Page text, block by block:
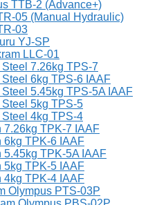
TTB-2 (Advance+)
05 (Manual Hydraulic)
03
YJ-SP
LLC-01
7.26kg TPS-7
6kg TPS-6 IAAF
5.45kg TPS-5A IAAF
5kg TPS-5
4kg TPS-4
7.26kg TPK-7 IAAF
6kg TPK-6 IAAF
TPK-5A IAAF
5kg TPK-5 IAAF
4kg TPK-4 IAAF
Olympus PTS-03P